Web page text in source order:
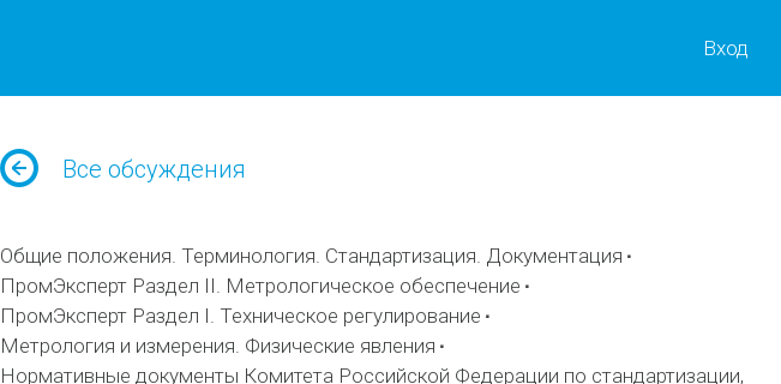
Вход
Все обсуждения
Общие положения. Терминология. Стандартизация. Документация
ПромЭксперт Раздел II. Метрологическое обеспечение
ПромЭксперт Раздел I. Техническое регулирование
Метрология и измерения. Физические явления
Нормативные документы Комитета Российской Федерации по стандартизации,